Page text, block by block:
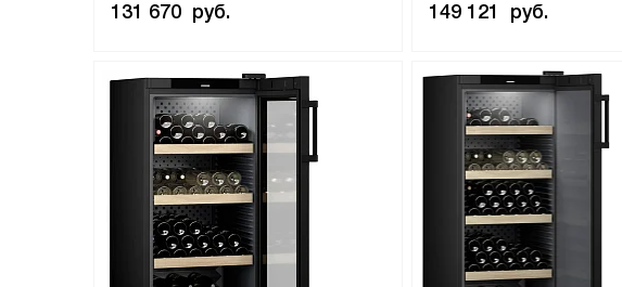
131 670 руб. 149 121 руб.